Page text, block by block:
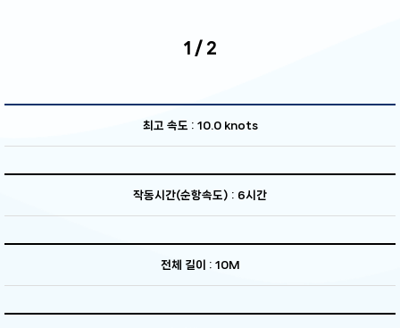
1 / 2
최고 속도 : 10.0 knots
작동시간(순항속도) : 6시간
전체 길이 : 10M